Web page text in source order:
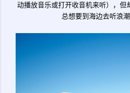
动播放音乐或打开收音机来听），但
总想要到海边去听浪潮